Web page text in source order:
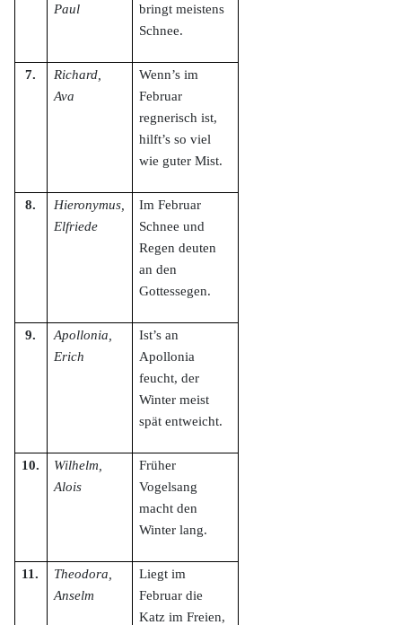
Paul
bringt meistens
Schnee.
7.
Richard,
Ava
Wenn’s im
Februar
regnerisch ist,
hilft’s so viel
wie guter Mist.
8.
Hieronymus,
Elfriede
Im Februar
Schnee und
Regen deuten
an den
Gottessegen.
9.
Apollonia,
Erich
Ist’s an
Apollonia
feucht, der
Winter meist
spät entweicht.
10.
Wilhelm,
Alois
Früher
Vogelsang
macht den
Winter lang.
11.
Theodora,
Anselm
Liegt im
Februar die
Katz im Freien,